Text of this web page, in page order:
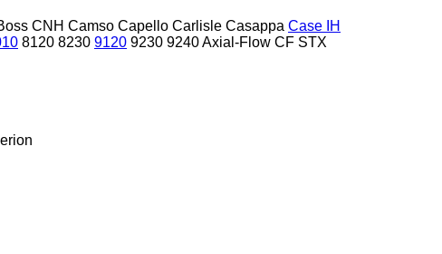
CNH Camso Capello Carlisle Casappa Case IH
8120 8230 9120 9230 9240Axial-Flow CF STX